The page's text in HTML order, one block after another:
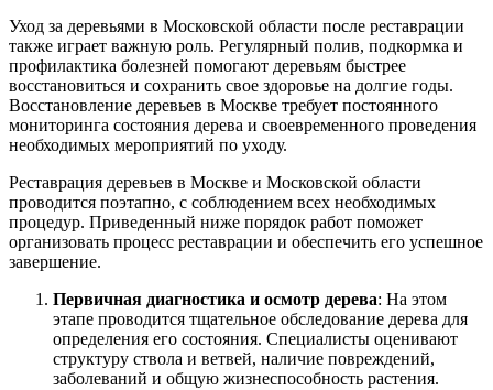
Уход за деревьями в Московской области после реставрации
также играет важную роль. Регулярный полив, подкормка и
профилактика болезней помогают деревьям быстрее
восстановиться и сохранить свое здоровье на долгие годы.
Восстановление деревьев в Москве требует постоянного
мониторинга состояния дерева и своевременного проведения
необходимых мероприятий по уходу.
Реставрация деревьев в Москве и Московской области
проводится поэтапно, с соблюдением всех необходимых
процедур. Приведенный ниже порядок работ поможет
организовать процесс реставрации и обеспечить его успешное
завершение.
Первичная диагностика и осмотр дерева: На этом
этапе проводится тщательное обследование дерева для
определения его состояния. Специалисты оценивают
структуру ствола и ветвей, наличие повреждений,
заболеваний и общую жизнеспособность растения.